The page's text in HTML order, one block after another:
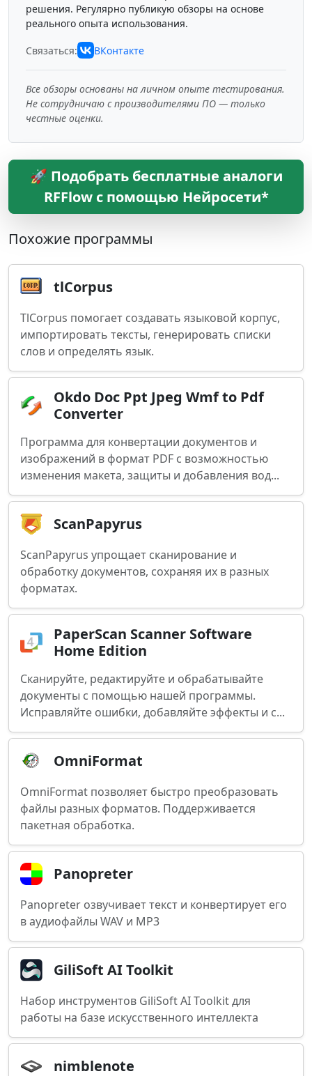
решения. Регулярно публикую обзоры на основе
реального опыта использования.
Связаться: ВКонтакте
Все обзоры основаны на личном опыте тестирования.
Не сотрудничаю с производителями ПО — только
честные оценки.
🚀 Подобрать бесплатные аналоги
RFFlow с помощью Нейросети*
Похожие программы
tlCorpus
TlCorpus помогает создавать языковой корпус,
импортировать тексты, генерировать списки
слов и определять язык.
Okdo Doc Ppt Jpeg Wmf to Pdf
Converter
Программа для конвертации документов и
изображений в формат PDF с возможностью
изменения макета, защиты и добавления вод...
ScanPapyrus
ScanPapyrus упрощает сканирование и
обработку документов, сохраняя их в разных
форматах.
PaperScan Scanner Software
Home Edition
Сканируйте, редактируйте и обрабатывайте
документы с помощью нашей программы.
Исправляйте ошибки, добавляйте эффекты и с...
OmniFormat
OmniFormat позволяет быстро преобразовать
файлы разных форматов. Поддерживается
пакетная обработка.
Panopreter
Panopreter озвучивает текст и конвертирует его
в аудиофайлы WAV и MP3
GiliSoft AI Toolkit
Набор инструментов GiliSoft AI Toolkit для
работы на базе искусственного интеллекта
nimblenote